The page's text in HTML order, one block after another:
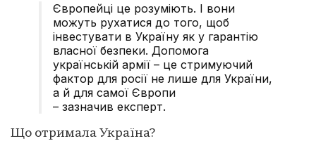
Європейці це розуміють. І вони
можуть рухатися до того, щоб
інвестувати в Україну як у гарантію
власної безпеки. Допомога
українській армії – це стримуючий
фактор для росії не лише для України,
а й для самої Європи
– зазначив експерт.
Що отримала Україна?